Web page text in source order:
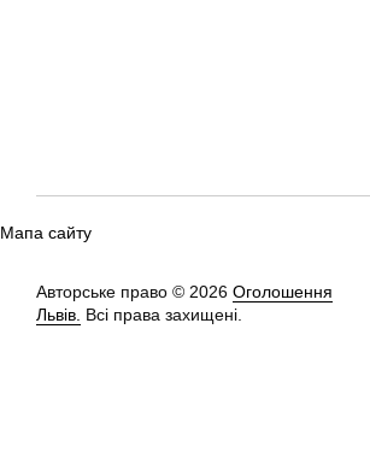
Мапа сайту
Авторське право © 2026 Оголошення
Львів. Всі права захищені.